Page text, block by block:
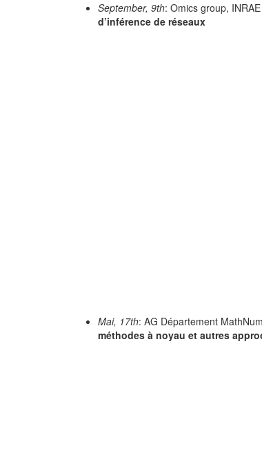
September, 9th: Omics group,
d’inférence de réseaux
Mai, 17th: AG Département
méthodes à noyau et autres